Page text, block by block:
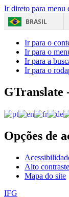
Ir direto para menu
BRASIL
Ir para o
Ir para o
Ir para a
Ir para o
GTranslate
Opções de
Alto contraste
Mapa do site
IFG